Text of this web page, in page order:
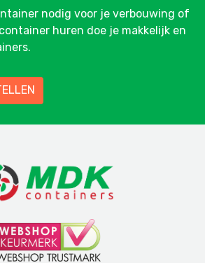
nodig voor je verbouwing of
huren doe je makkelijk en